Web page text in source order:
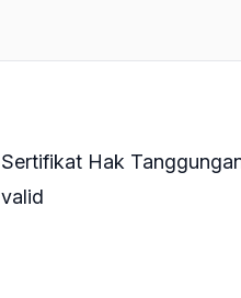
Sertifikat Hak
valid